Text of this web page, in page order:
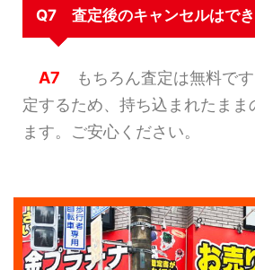
Q7 査定後のキャンセルはでき
A7 もちろん査定は無料で
定するため、持ち込まれたまま
ます。ご安心ください。